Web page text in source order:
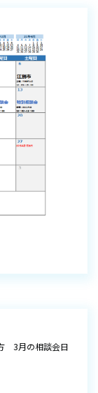
3月の相談会日